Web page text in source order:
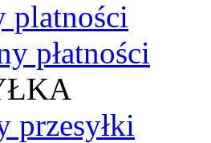
platności
płatności
przesyłki